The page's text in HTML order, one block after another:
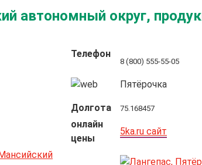
автономный округ,
Телефон
8 (800) 555-55-05
Пятёрочка
Долгота 75.168457
онлайн
цены
5ka.ru сайт